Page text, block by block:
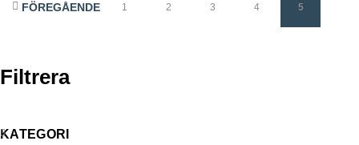
FÖREGÅENDE 1 2 3 4 5
Filtrera
KATEGORI